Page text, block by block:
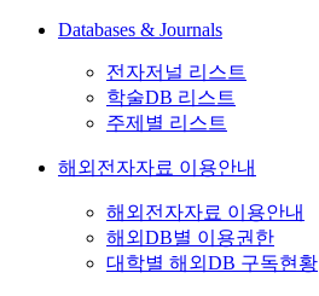
Databases & Journals
전자저널 리스트
학술DB 리스트
주제별 리스트
해외전자자료 이용안내
해외전자자료 이용안내
해외DB별 이용권한
대학별 해외DB 구독현황